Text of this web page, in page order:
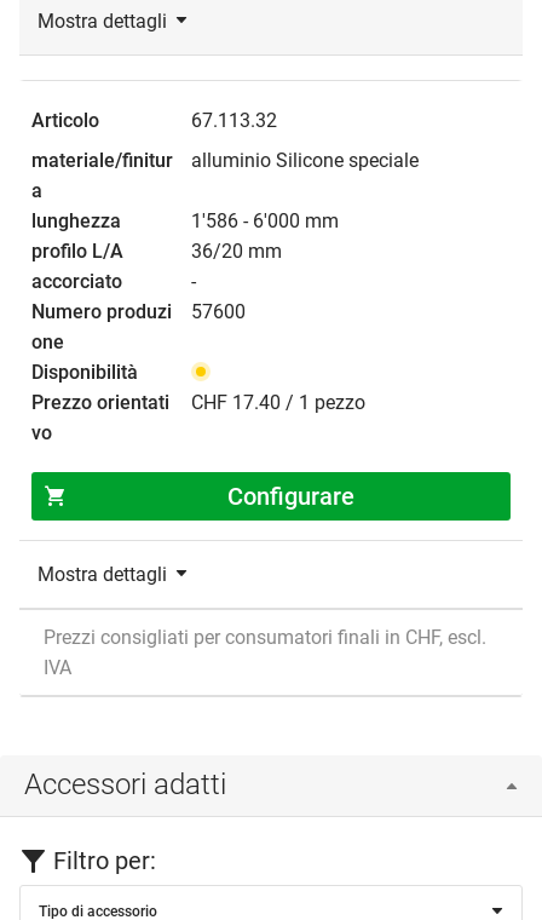
Mostra dettagli
67.113.32
alluminio Silicone speciale
1'586 - 6'000 mm
36/20 mm
-
57600
CHF 17.40 / 1 pezzo
Configurare
Mostra dettagli
Prezzi consigliati per consumatori finali in CHF, escl.
IVA
Accessori adatti
Filtro per:
Tipo di accessorio